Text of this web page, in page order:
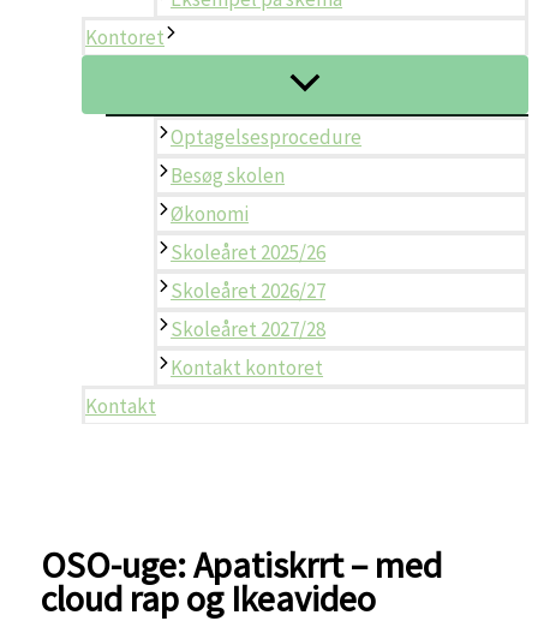
Kontoret
Optagelsesprocedure
Besøg skolen
Økonomi
Skoleåret 2025/26
Skoleåret 2026/27
Skoleåret 2027/28
Kontakt kontoret
Kontakt
OSO-uge: Apatiskrrt – med
cloud rap og Ikeavideo